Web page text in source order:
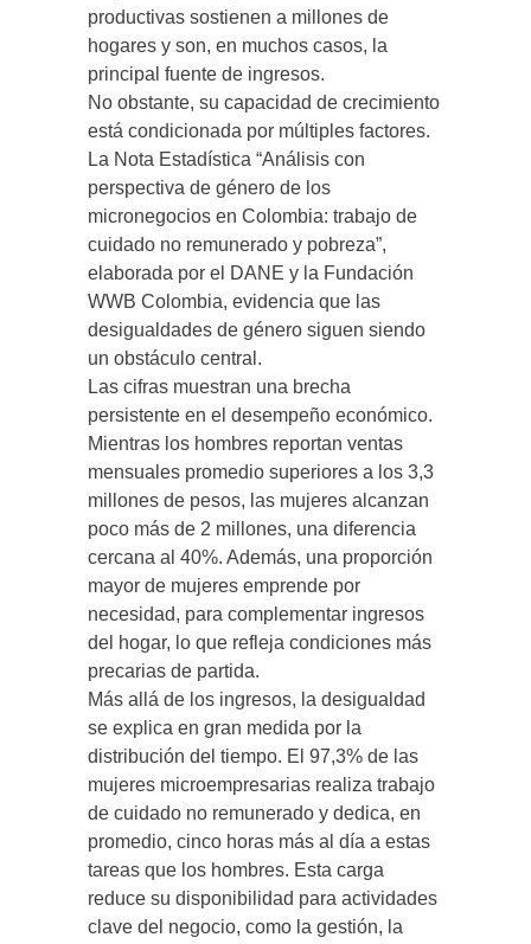
productivas sostienen a millones de
hogares y son, en muchos casos, la
principal fuente de ingresos.
No obstante, su capacidad de crecimiento
está condicionada por múltiples factores.
La Nota Estadística “Análisis con
perspectiva de género de los
micronegocios en Colombia: trabajo de
cuidado no remunerado y pobreza”,
elaborada por el DANE y la Fundación
WWB Colombia, evidencia que las
desigualdades de género siguen siendo
un obstáculo central.
Las cifras muestran una brecha
persistente en el desempeño económico.
Mientras los hombres reportan ventas
mensuales promedio superiores a los 3,3
millones de pesos, las mujeres alcanzan
poco más de 2 millones, una diferencia
cercana al 40%. Además, una proporción
mayor de mujeres emprende por
necesidad, para complementar ingresos
del hogar, lo que refleja condiciones más
precarias de partida.
Más allá de los ingresos, la desigualdad
se explica en gran medida por la
distribución del tiempo. El 97,3% de las
mujeres microempresarias realiza trabajo
de cuidado no remunerado y dedica, en
promedio, cinco horas más al día a estas
tareas que los hombres. Esta carga
reduce su disponibilidad para actividades
clave del negocio, como la gestión, la